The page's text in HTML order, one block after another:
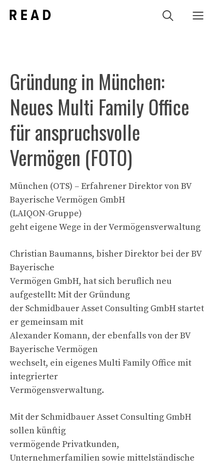
Inhalt
Gründung in München:
Neues Multi Family Office
für anspruchsvolle
Vermögen (FOTO)
München (OTS) – Erfahrener Direktor von BV
Bayerische Vermögen GmbH
(LAIQON-Gruppe)
geht eigene Wege in der Vermögensverwaltung
Christian Baumanns, bisher Direktor bei der BV
Bayerische
Vermögen GmbH, hat sich beruflich neu
aufgestellt: Mit der Gründung
der Schmidbauer Asset Consulting GmbH startet
er gemeinsam mit
Alexander Komann, der ebenfalls von der BV
Bayerische Vermögen
wechselt, ein eigenes Multi Family Office mit
integrierter
Vermögensverwaltung.
Mit der Schmidbauer Asset Consulting GmbH
sollen künftig
vermögende Privatkunden,
Unternehmerfamilien sowie mittelständische